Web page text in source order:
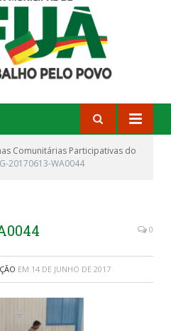
Comunitárias Participativas do
20170613-WA0044
0
EM 14 DE JUNHO DE 2017